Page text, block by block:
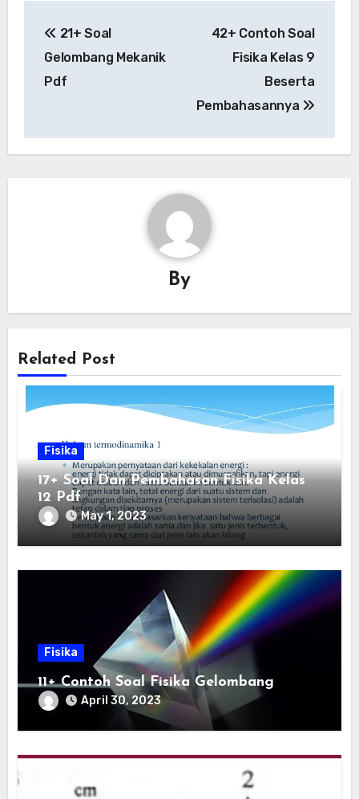
navigation
21+ Soal
Gelombang Mekanik
Pdf
42+ Contoh Soal
Fisika Kelas 9
Beserta
Pembahasannya
By
Related Post
Fisika
17+ Soal Dan Pembahasan Fisika Kelas
12 Pdf
May 1, 2023
Fisika
11+ Contoh Soal Fisika Gelombang
April 30, 2023